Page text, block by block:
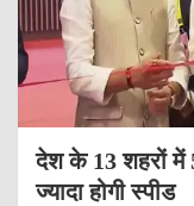
देश के 13 शहरों
ज्यादा होगी स्पीड